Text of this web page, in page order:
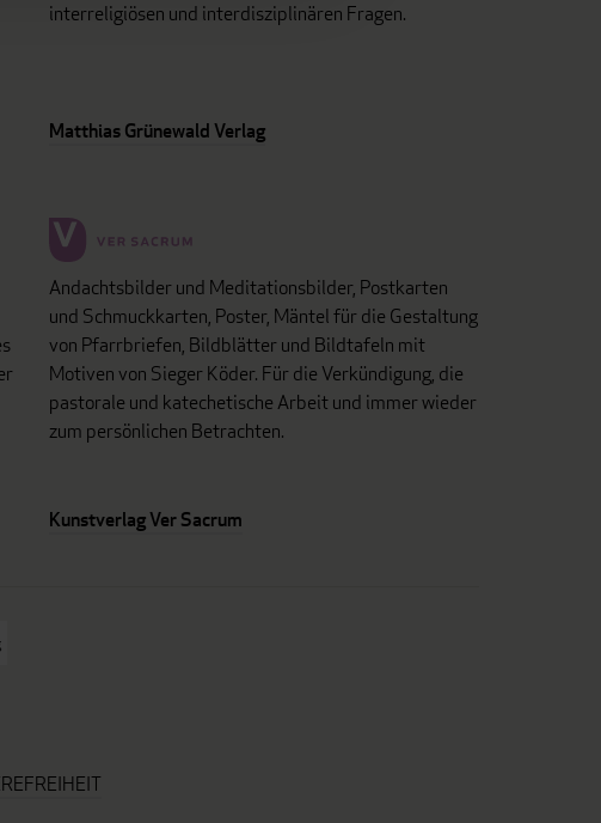
interreligiösen und interdisziplinären Fragen.
Matthias Grünewald Verlag
Andachtsbilder und Meditationsbilder, Postkarten
und Schmuckkarten, Poster, Mäntel für die Gestaltung
von Pfarrbriefen, Bildblätter und Bildtafeln mit
Motiven von Sieger Köder. Für die Verkündigung, die
pastorale und katechetische Arbeit und immer wieder
zum persönlichen Betrachten.
Kunstverlag Ver Sacrum